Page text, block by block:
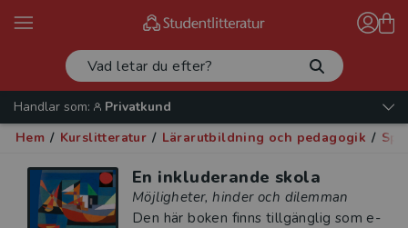
Handlar som:
Privatkund
Hem / Kurslitteratur / Lärarutbildning och pedagogik /
En inkluderande skola
Möjligheter, hinder och dilemman
Den här boken finns tillgänglig som e-